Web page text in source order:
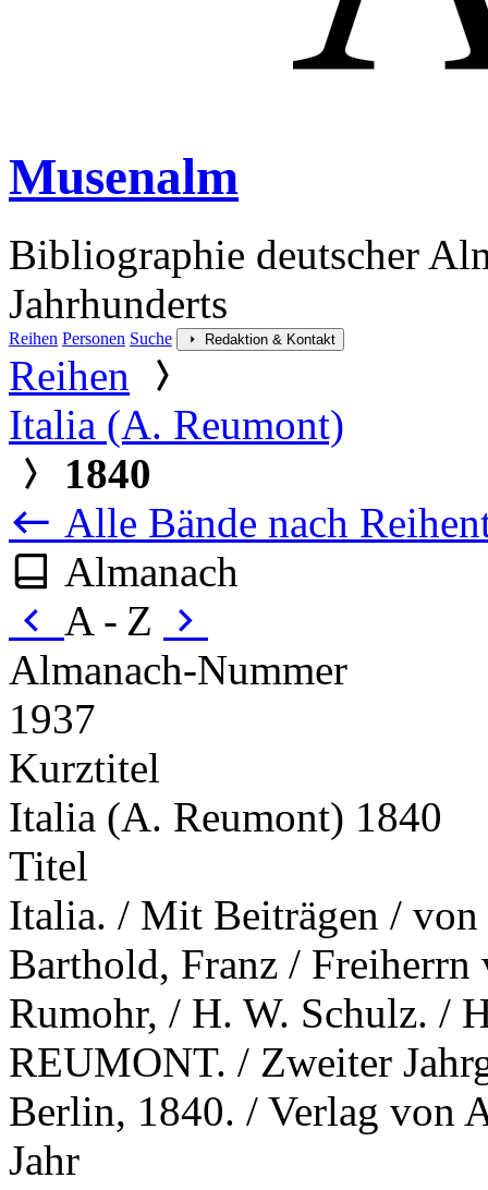
Musenalm
Bibliographie deutscher
Jahrhunderts
Reihen Personen Suche Redaktion & Kontakt
Reihen
Italia (A. Reumont)
1840
Alle Bände nach
Almanach
A - Z
Almanach-Nummer
1937
Kurztitel
Italia (A. Reumont) 1840
Titel
Italia. / Mit Beiträgen /
Barthold, Franz / Freiherrn
Rumohr, / H. W. Schulz. /
REUMONT. / Zweiter
Berlin, 1840. / Verlag von
Jahr